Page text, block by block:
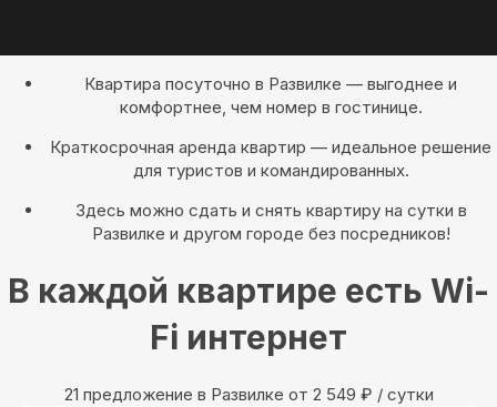
Квартира посуточно в Развилке — выгоднее и
комфортнее, чем номер в гостинице.
Краткосрочная аренда квартир — идеальное решение
для туристов и командированных.
Здесь можно сдать и снять квартиру на сутки в
Развилке и другом городе без посредников!
В каждой квартире есть Wi-
Fi интернет
21 предложение в Развилке oт 2 549 ₽ / сутки